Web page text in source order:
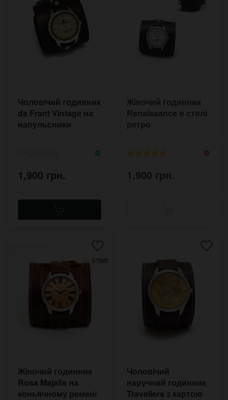
Чоловічий годинник
da Frant Vintage на
напульсники
1,900 грн.
Жіночий годинник
Renaissance в стилі
ретро
1,900 грн.
Жіночий годинник
Rosa Majalis на
коньячному ремені
Чоловічий
наручний годинник
Travellers з картою